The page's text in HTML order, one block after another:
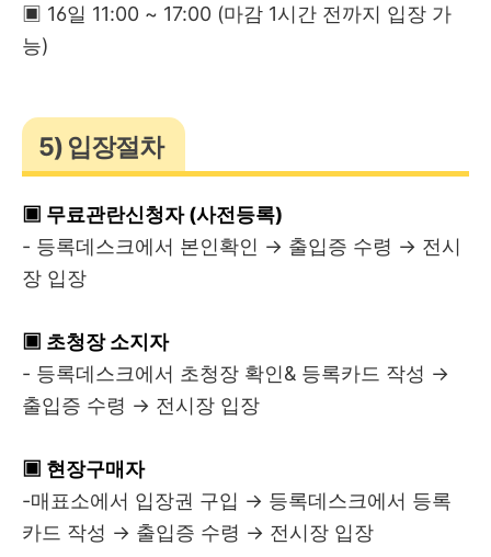
▣ 16일 11:00 ~ 17:00 (마감 1시간 전까지 입장 가
능)
5) 입장절차
▣ 무료관란신청자 (사전등록)
- 등록데스크에서 본인확인 → 출입증 수령 → 전시
장 입장
▣ 초청장 소지자
- 등록데스크에서 초청장 확인& 등록카드 작성 →
출입증 수령 → 전시장 입장
▣ 현장구매자
-매표소에서 입장권 구입 → 등록데스크에서 등록
카드 작성 → 출입증 수령 → 전시장 입장